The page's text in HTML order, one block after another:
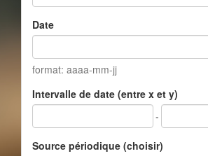
Date
format: aaaa-mm-jj
Intervalle de date (entre x et y)
-
Source périodique (choisir)